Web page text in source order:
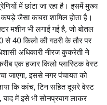
में छांटा जा रहा है। इसमें मुख्य
जैसा कचरा शामिल होता है।
मशीन भी लगाई गई है, जो बोतल
से 40 किलो की गठरी के तौर पर
अधिकारी नीरज कुकरेती ने
एक हजार किलो प्लास्टिक वेस्ट
जाएगा, इससे नगर पंचायत को
कि कांच, टिन सहित दूसरे वेस्ट
बाद में इसे भी सोनप्रयाग लाकर